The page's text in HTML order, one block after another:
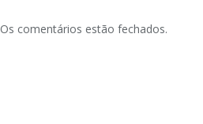
Os comentários estão fechados.